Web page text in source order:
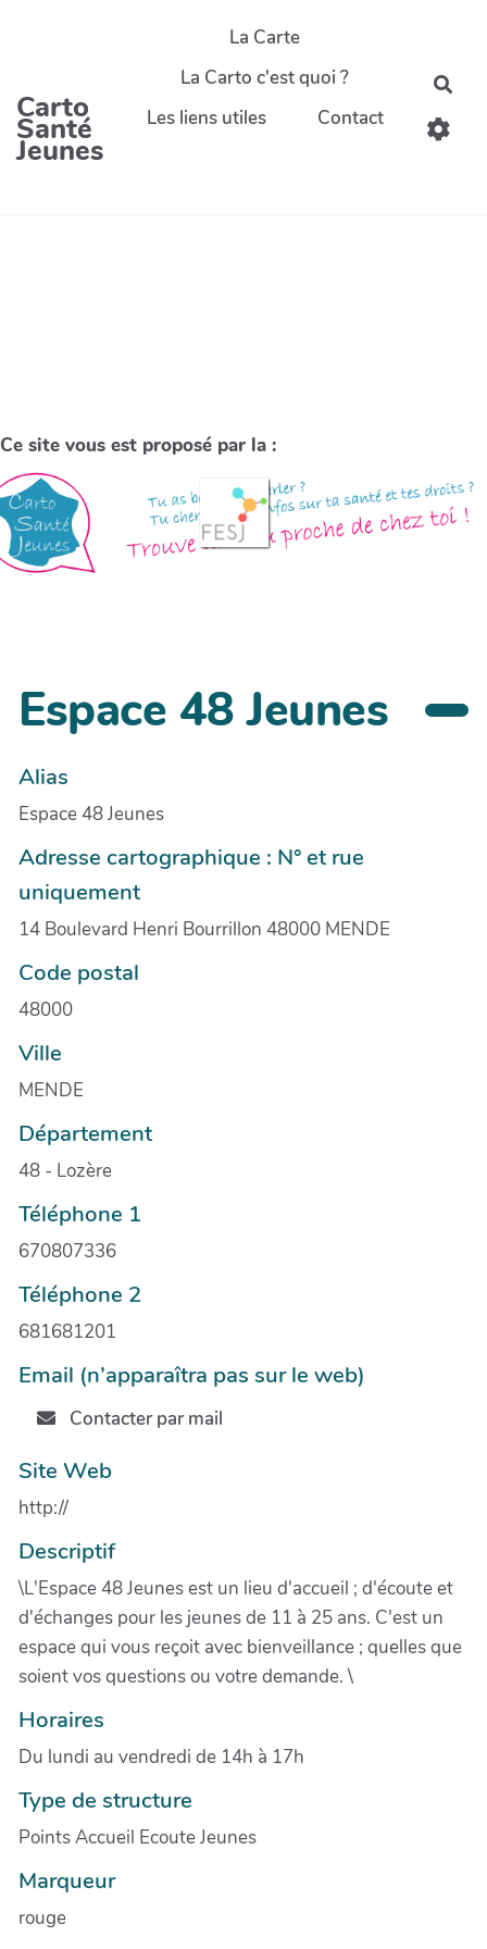
Carto
Santé
Jeunes
La Carte
La Carto c'est quoi ?
Les liens utiles
Contact
Ce site vous est proposé par la :
Espace 48 Jeunes
Alias
Espace 48 Jeunes
Adresse cartographique : N° et rue
uniquement
14 Boulevard Henri Bourrillon 48000 MENDE
Code postal
48000
Ville
MENDE
Département
48 - Lozère
Téléphone 1
670807336
Téléphone 2
681681201
Email (n’apparaîtra pas sur le web)
Contacter par mail
Site Web
http://
Descriptif
\L'Espace 48 Jeunes est un lieu d'accueil ; d'écoute et
d'échanges pour les jeunes de 11 à 25 ans. C'est un
espace qui vous reçoit avec bienveillance ; quelles que
soient vos questions ou votre demande. \
Horaires
Du lundi au vendredi de 14h à 17h
Type de structure
Points Accueil Ecoute Jeunes
Marqueur
rouge